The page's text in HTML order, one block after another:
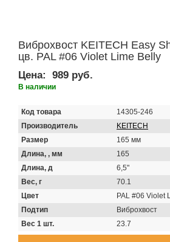
Виброхвост KEITECH Easy
цв. PAL #06 Violet Lime Belly
Цена: 989 руб.
В наличии
Код товара
14305-246
Производитель
KEITECH
Размер
165 мм
Длина, , мм
165
Длина, д
6,5"
Вес, г
70.1
Цвет
PAL #06 Violet
Подтип
Виброхвост
Вес 1 шт.
23.7